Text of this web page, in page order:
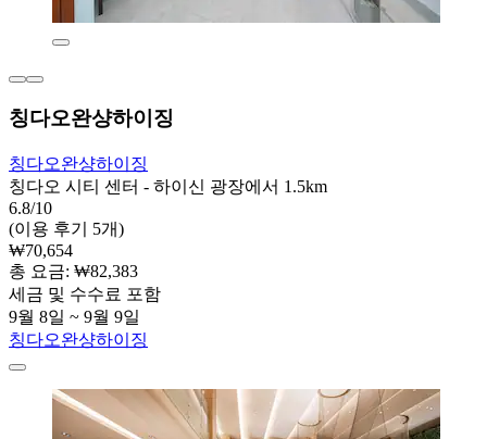
칭다오완샹하이징
칭다오완샹하이징
칭다오 시티 센터 - 하이신 광장에서 1.5km
6.8/10
(이용 후기 5개)
₩70,654
총 요금: ₩82,383
세금 및 수수료 포함
9월 8일 ~ 9월 9일
칭다오완샹하이징